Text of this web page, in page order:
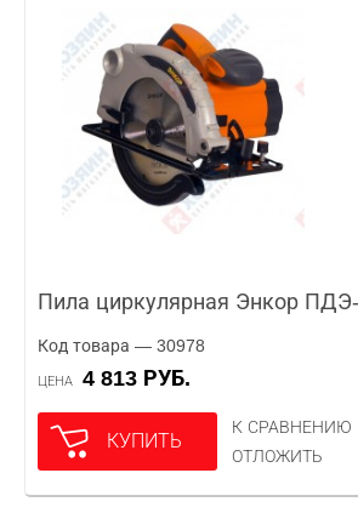
Пила циркулярная Энкор
Код товара — 30978
ЦЕНА 4 813 РУБ.
КУПИТЬ
К СРАВНЕНИЮ
ОТЛОЖИТЬ